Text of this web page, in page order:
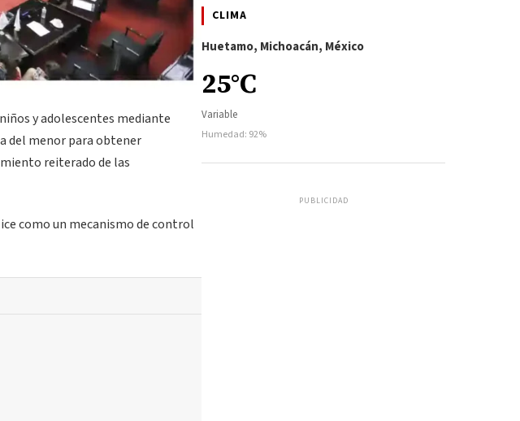
y adolescentes mediante
del menor para obtener
reiterado de las
como un mecanismo de control
CLIMA
Huetamo, Michoacán, México
25°C
Variable
Humedad: 92%
PUBLICIDAD